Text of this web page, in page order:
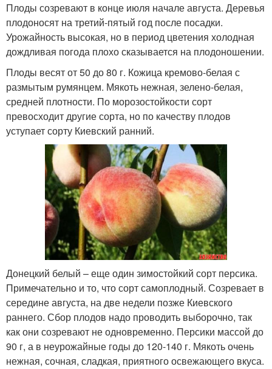
Плоды созревают в конце июля начале августа. Деревья
плодоносят на третий-пятый год после посадки.
Урожайность высокая, но в период цветения холодная
дождливая погода плохо сказывается на плодоношении.
Плоды весят от 50 до 80 г. Кожица кремово-белая с
размытым румянцем. Мякоть нежная, зелено-белая,
средней плотности. По морозостойкости сорт
превосходит другие сорта, но по качеству плодов
уступает сорту Киевский ранний.
Донецкий белый – еще один зимостойкий сорт персика.
Примечательно и то, что сорт самоплодный. Созревает в
середине августа, на две недели позже Киевского
раннего. Сбор плодов надо проводить выборочно, так
как они созревают не одновременно. Персики массой до
90 г, а в неурожайные годы до 120-140 г. Мякоть очень
нежная, сочная, сладкая, приятного освежающего вкуса.